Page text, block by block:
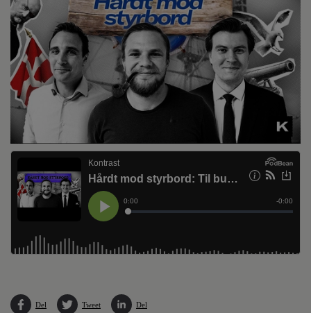
Del Tweet Del